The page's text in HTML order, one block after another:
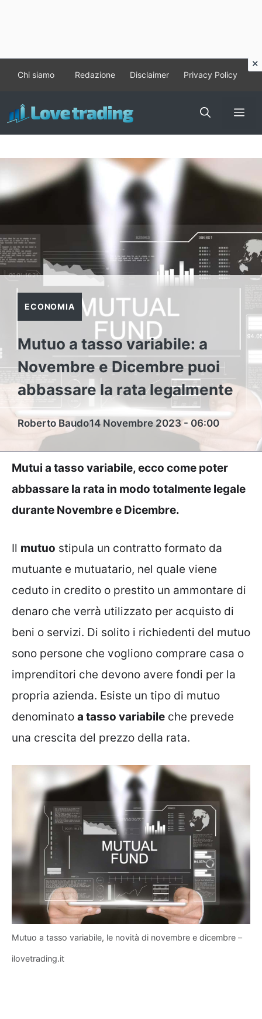
contenuto
Chi siamo Redazione Disclaimer Privacy Policy
ECONOMIA
Mutuo a tasso variabile: a
Novembre e Dicembre puoi
abbassare la rata legalmente
Roberto Baudo14 Novembre 2023 - 06:00
Mutui a tasso variabile, ecco come poter
abbassare la rata in modo totalmente legale
durante Novembre e Dicembre.
Il mutuo stipula un contratto formato da
mutuante e mutuatario, nel quale viene
ceduto in credito o prestito un ammontare di
denaro che verrà utilizzato per acquisto di
beni o servizi. Di solito i richiedenti del mutuo
sono persone che vogliono comprare casa o
imprenditori che devono avere fondi per la
propria azienda. Esiste un tipo di mutuo
denominato a tasso variabile che prevede
una crescita del prezzo della rata.
Mutuo a tasso variabile, le novità di novembre e dicembre –
ilovetrading.it